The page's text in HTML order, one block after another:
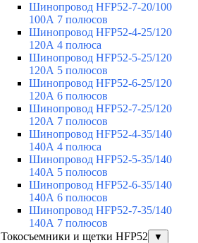
Шинопровод HFP52-7-20/100
100А 7 полюсов
Шинопровод HFP52-4-25/120
120А 4 полюса
Шинопровод HFP52-5-25/120
120А 5 полюсов
Шинопровод HFP52-6-25/120
120А 6 полюсов
Шинопровод HFP52-7-25/120
120А 7 полюсов
Шинопровод HFP52-4-35/140
140А 4 полюса
Шинопровод HFP52-5-35/140
140А 5 полюсов
Шинопровод HFP52-6-35/140
140А 6 полюсов
Шинопровод HFP52-7-35/140
140А 7 полюсов
Токосъемники и щетки HFP52
▼